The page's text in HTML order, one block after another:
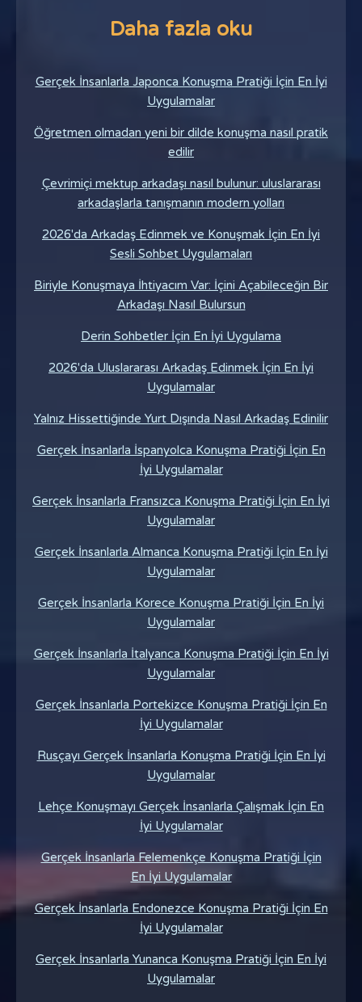
Daha fazla oku
Gerçek İnsanlarla Japonca Konuşma Pratiği İçin En İyi
Uygulamalar
Öğretmen olmadan yeni bir dilde konuşma nasıl pratik
edilir
Çevrimiçi mektup arkadaşı nasıl bulunur: uluslararası
arkadaşlarla tanışmanın modern yolları
2026'da Arkadaş Edinmek ve Konuşmak İçin En İyi
Sesli Sohbet Uygulamaları
Biriyle Konuşmaya İhtiyacım Var: İçini Açabileceğin Bir
Arkadaşı Nasıl Bulursun
Derin Sohbetler İçin En İyi Uygulama
2026'da Uluslararası Arkadaş Edinmek İçin En İyi
Uygulamalar
Yalnız Hissettiğinde Yurt Dışında Nasıl Arkadaş Edinilir
Gerçek İnsanlarla İspanyolca Konuşma Pratiği İçin En
İyi Uygulamalar
Gerçek İnsanlarla Fransızca Konuşma Pratiği İçin En İyi
Uygulamalar
Gerçek İnsanlarla Almanca Konuşma Pratiği İçin En İyi
Uygulamalar
Gerçek İnsanlarla Korece Konuşma Pratiği İçin En İyi
Uygulamalar
Gerçek İnsanlarla İtalyanca Konuşma Pratiği İçin En İyi
Uygulamalar
Gerçek İnsanlarla Portekizce Konuşma Pratiği İçin En
İyi Uygulamalar
Rusçayı Gerçek İnsanlarla Konuşma Pratiği İçin En İyi
Uygulamalar
Lehçe Konuşmayı Gerçek İnsanlarla Çalışmak İçin En
İyi Uygulamalar
Gerçek İnsanlarla Felemenkçe Konuşma Pratiği İçin
En İyi Uygulamalar
Gerçek İnsanlarla Endonezce Konuşma Pratiği İçin En
İyi Uygulamalar
Gerçek İnsanlarla Yunanca Konuşma Pratiği İçin En İyi
Uygulamalar